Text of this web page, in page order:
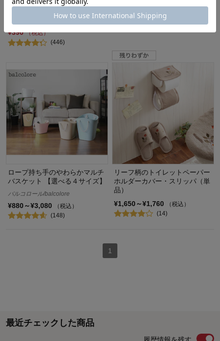
SOU・SOU(ソウソウ)
¥390（税込）
(446)
¥660～¥1,690（税込）
ロープ持ち手のやわらかマルチ
バスケット 【選べる４サイズ】
バルコロール/balcolore
¥880～¥3,080
（税込）
(148)
リーフ柄のトイレットペーパー
ホルダーカバー・スリッパ（単
品）
¥1,650～¥1,760
（税込）
(14)
1
最近チェックした商品